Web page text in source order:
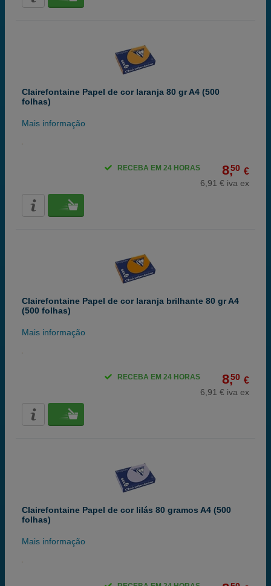
Clairefontaine Papel de cor laranja 80 gr A4 (500
folhas)
Mais informação
8,50 €
6,91 € iva ex
RECEBA EM 24 HORAS
Clairefontaine Papel de cor laranja brilhante 80 gr A4
(500 folhas)
Mais informação
8,50 €
6,91 € iva ex
RECEBA EM 24 HORAS
Clairefontaine Papel de cor lilás 80 gramos A4 (500
folhas)
Mais informação